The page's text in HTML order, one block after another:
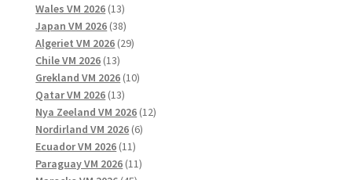
Wales VM 2026 1313
produkter
Japan VM 2026 3838
produkter
Algeriet VM 2026 2929
Chile VM 2026 1313
produkter
Grekland VM 2026 1010
Qatar VM 2026 1313
produkter
Nya Zeeland VM 2026 1212
Nordirland VM 2026 66
Ecuador VM 2026 1111
produkter
Paraguay VM 2026 1111